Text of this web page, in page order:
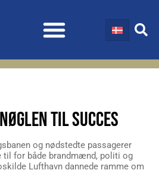
TIL SUCCES
og nødstedte passagerer
til for både brandmænd, politi og
Lufthavn dannede ramme om